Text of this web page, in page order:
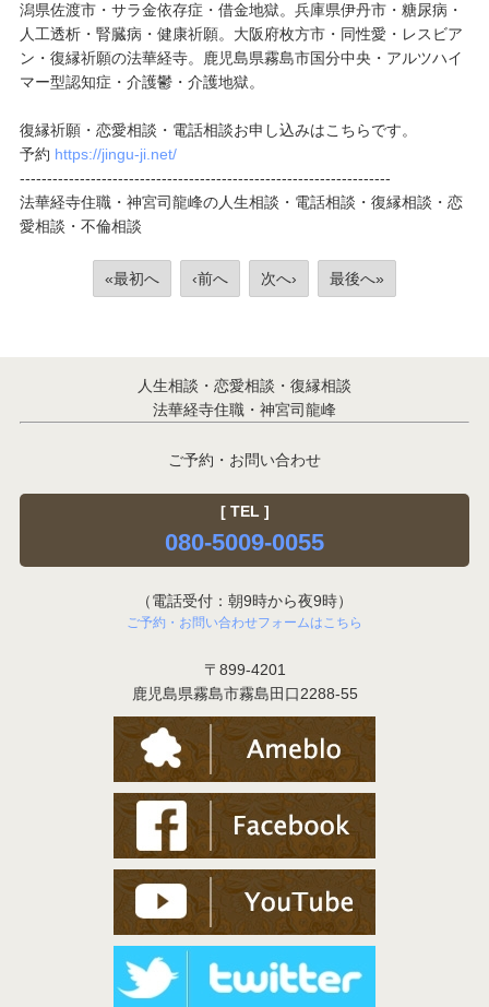
潟県佐渡市・サラ金依存症・借金地獄。兵庫県伊丹市・糖尿病・
人工透析・腎臓病・健康祈願。大阪府枚方市・同性愛・レスビア
ン・復縁祈願の法華経寺。鹿児島県霧島市国分中央・アルツハイ
マー型認知症・介護鬱・介護地獄。
復縁祈願・恋愛相談・電話相談お申し込みはこちらです。
予約 https://jingu-ji.net/
--------------------------------------------------------------------
法華経寺住職・神宮司龍峰の人生相談・電話相談・復縁相談・恋
愛相談・不倫相談
«最初へ ‹前へ 次へ› 最後へ»
人生相談・恋愛相談・復縁相談
法華経寺住職・神宮司龍峰
ご予約・お問い合わせ
[ TEL ]
080-5009-0055
（電話受付：朝9時から夜9時）
ご予約・お問い合わせフォームはこちら
〒899-4201
鹿児島県霧島市霧島田口2288-55